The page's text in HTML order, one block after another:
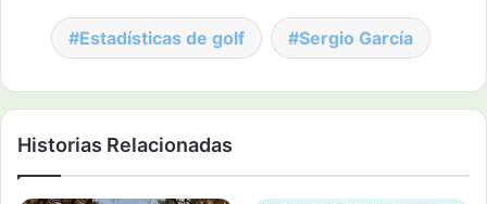
Estadísticas de golf Sergio García
Historias Relacionadas